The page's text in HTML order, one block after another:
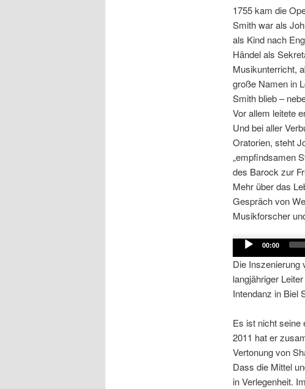
1755 kam die
Smith war als
als Kind nach
Händel als
Musikunterricht,
große Namen in
Smith blieb –
Vor allem leitete
Und bei aller
Oratorien, steht
„empfindsamen
des Barock zur
Mehr über das
Gespräch von
Musikforscher
Audio
Player
00:00
Die Inszenierung
langjähriger
Intendanz in Biel
Es ist nicht seine
2011 hat er
Vertonung von
Dass die Mittel
in Verlegenheit.